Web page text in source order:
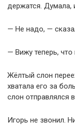
держатся. Думала,
— Не надо, —
— Вижу теперь, что
Жёлтый слон
хватала его за
слон отправлялся
Игорь не звонил.